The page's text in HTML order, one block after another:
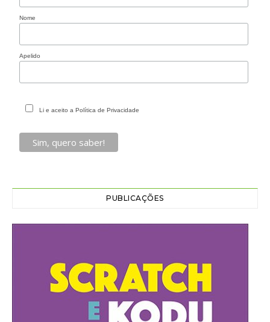
Nome
Apelido
Li e aceito a Política de Privacidade
PUBLICAÇÕES